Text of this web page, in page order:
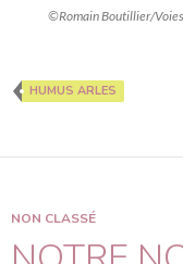
©Romain Boutillier/
HUMUS ARLES
NON CLASSÉ